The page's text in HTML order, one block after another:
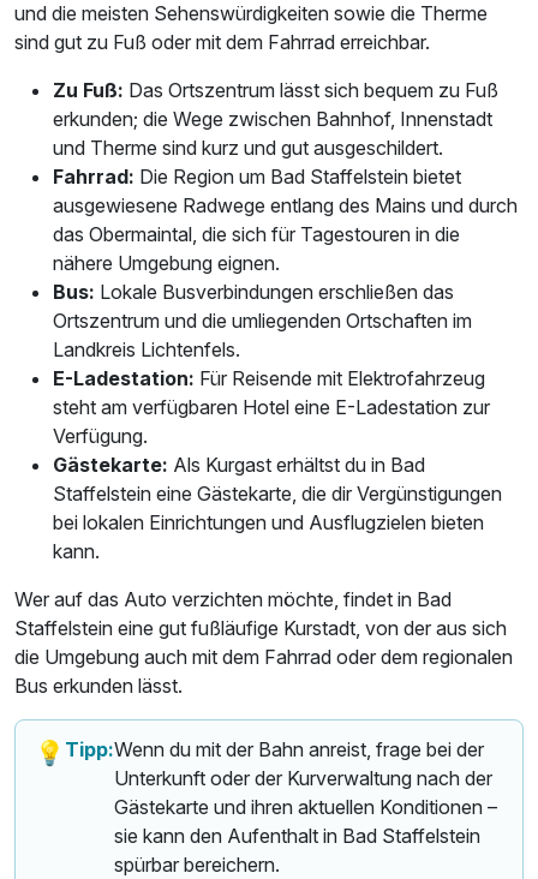
und die meisten Sehenswürdigkeiten sowie die Therme
sind gut zu Fuß oder mit dem Fahrrad erreichbar.
Zu Fuß: Das Ortszentrum lässt sich bequem zu Fuß
erkunden; die Wege zwischen Bahnhof, Innenstadt
und Therme sind kurz und gut ausgeschildert.
Fahrrad: Die Region um Bad Staffelstein bietet
ausgewiesene Radwege entlang des Mains und durch
das Obermaintal, die sich für Tagestouren in die
nähere Umgebung eignen.
Bus: Lokale Busverbindungen erschließen das
Ortszentrum und die umliegenden Ortschaften im
Landkreis Lichtenfels.
E-Ladestation: Für Reisende mit Elektrofahrzeug
steht am verfügbaren Hotel eine E-Ladestation zur
Verfügung.
Gästekarte: Als Kurgast erhältst du in Bad
Staffelstein eine Gästekarte, die dir Vergünstigungen
bei lokalen Einrichtungen und Ausflugzielen bieten
kann.
Wer auf das Auto verzichten möchte, findet in Bad
Staffelstein eine gut fußläufige Kurstadt, von der aus sich
die Umgebung auch mit dem Fahrrad oder dem regionalen
Bus erkunden lässt.
💡 Tipp:Wenn du mit der Bahn anreist, frage bei der
Unterkunft oder der Kurverwaltung nach der
Gästekarte und ihren aktuellen Konditionen –
sie kann den Aufenthalt in Bad Staffelstein
spürbar bereichern.